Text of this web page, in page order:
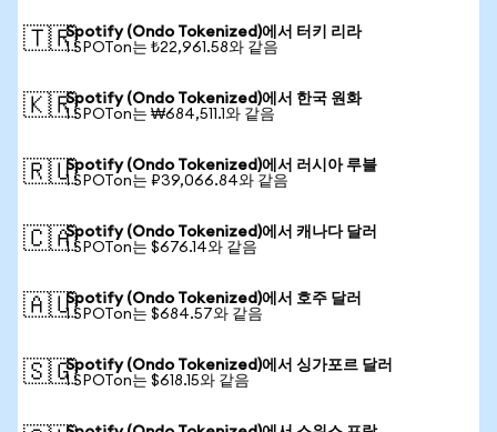
🇹🇷Spotify (Ondo Tokenized)에서 터키 리라
1 SPOTon는 ₺22,961.58와 같음
🇰🇷Spotify (Ondo Tokenized)에서 한국 원화
1 SPOTon는 ₩684,511.1와 같음
🇷🇺Spotify (Ondo Tokenized)에서 러시아 루블
1 SPOTon는 ₽39,066.84와 같음
🇨🇦Spotify (Ondo Tokenized)에서 캐나다 달러
1 SPOTon는 $676.14와 같음
🇦🇺Spotify (Ondo Tokenized)에서 호주 달러
1 SPOTon는 $684.57와 같음
🇸🇬Spotify (Ondo Tokenized)에서 싱가포르 달러
1 SPOTon는 $618.15와 같음